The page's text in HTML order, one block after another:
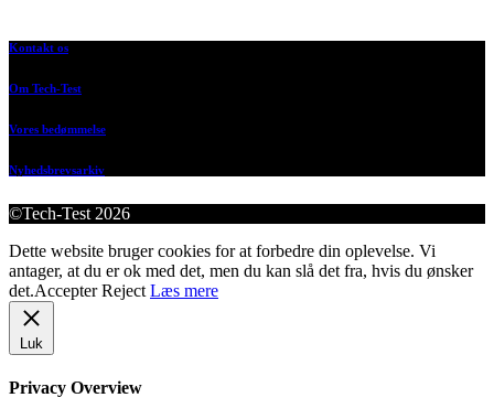
Kontakt os
Om Tech-Test
Vores bedømmelse
Nyhedsbrevsarkiv
©Tech-Test 2026
Dette website bruger cookies for at forbedre din oplevelse. Vi
antager, at du er ok med det, men du kan slå det fra, hvis du ønsker
det.Accepter Reject Læs mere
Luk
Privacy Overview